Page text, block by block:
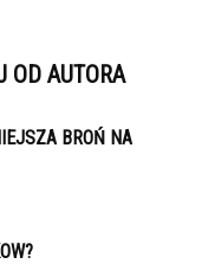
OD AUTORA
BROŃ NA